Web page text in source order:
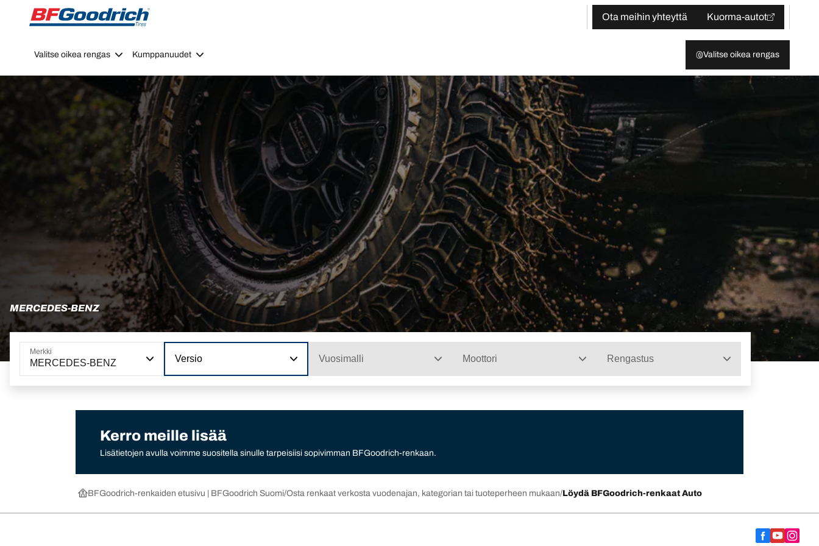
Go to page content
Go to page navigation
Ota meihin yhteyttä
Kuorma-autot
Valitse oikea rengas Kumppanuudet Valitse oikea rengas
MERCEDES-BENZ
Merkki
MERCEDES-BENZ Versio Vuosimalli Moottori Rengastus
Kerro meille lisää
Lisätietojen avulla voimme suositella sinulle tarpeisiisi sopivimman BFGoodrich-renkaan.
BFGoodrich-renkaiden etusivu | BFGoodrich Suomi Osta renkaat verkosta vuodenajan, kategorian tai tuoteperheen mukaan Löydä BFGoodrich-renkaat Auto